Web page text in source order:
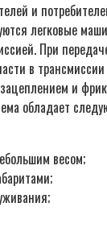
и
легковые
При
в
и
обладает
весом;